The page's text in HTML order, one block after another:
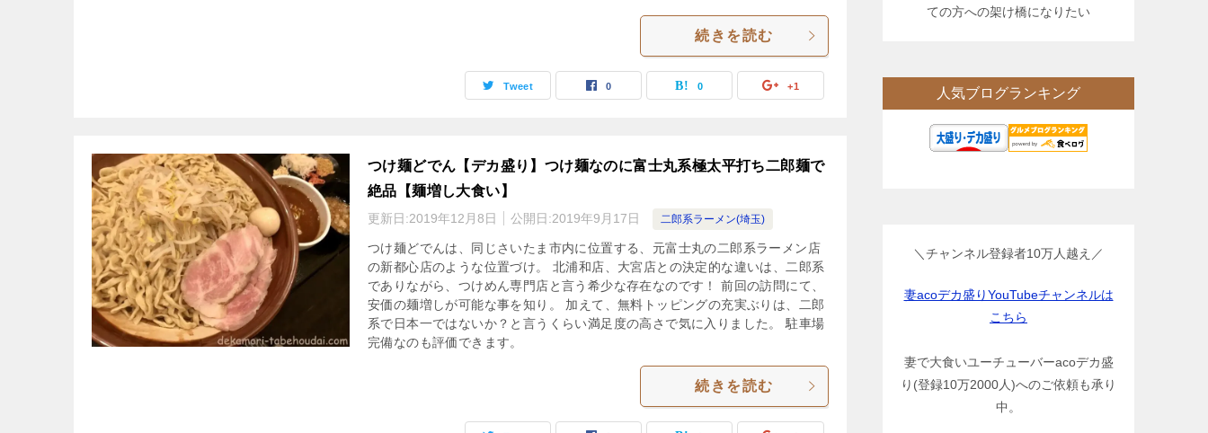
続きを読む
Tweet 0 0 +1
つけ麺どでん【デカ盛り】つけ麺なのに富士丸系極太平打ち二郎麺で
絶品【麺増し大食い】
更新日:2019年12月8日 公開日:2019年9月17日 二郎系ラーメン(埼玉)
つけ麺どでんは、同じさいたま市内に位置する、元富士丸の二郎系ラーメン店
の新都心店のような位置づけ。 北浦和店、大宮店との決定的な違いは、二郎系
でありながら、つけめん専門店と言う希少な存在なのです！ 前回の訪問にて、
安価の麺増しが可能な事を知り。 加えて、無料トッピングの充実ぶりは、二郎
系で日本一ではないか？と言うくらい満足度の高さで気に入りました。 駐車場
完備なのも評価できます。
続きを読む
ての方への架け橋になりたい
人気ブログランキング
＼チャンネル登録者10万人越え／
妻acoデカ盛りYouTubeチャンネルは
こちら
妻で大食いユーチューバーacoデカ盛
り(登録10万2000人)へのご依頼も承り
中。